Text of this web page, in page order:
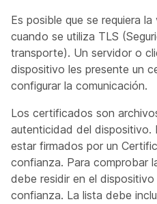
Es posible que se requiera
cuando se utiliza TLS
transporte). Un servidor o
dispositivo les presente un
configurar la comunicación.
Los certificados son
autenticidad del
estar firmados por un
confianza. Para comprobar
debe residir en el
confianza. La lista debe